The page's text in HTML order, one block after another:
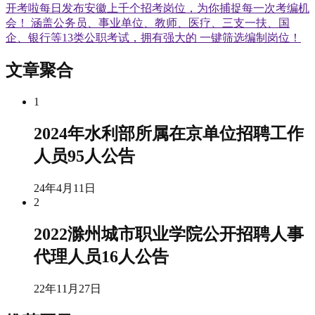
开考啦每日发布安徽上千个招考岗位，为你捕捉每一次考编机
会！ 涵盖公务员、事业单位、教师、医疗、三支一扶、国
企、银行等13类公职考试，拥有强大的 一键筛选编制岗位！
文章聚合
1
2024年水利部所属在京单位招聘工作
人员95人公告
24年4月11日
2
2022滁州城市职业学院公开招聘人事
代理人员16人公告
22年11月27日